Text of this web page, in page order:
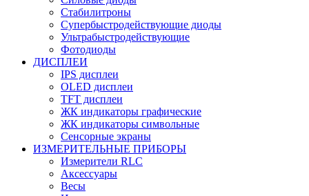
Стабилитроны
Супербыстродействующие диоды
Ультрабыстродействующие
Фотодиоды
ДИСПЛЕИ
IPS дисплеи
OLED дисплеи
TFT дисплеи
ЖК индикаторы графические
ЖК индикаторы символьные
Сенсорные экраны
ИЗМЕРИТЕЛЬНЫЕ ПРИБОРЫ
Измерители RLC
Аксессуары
Весы